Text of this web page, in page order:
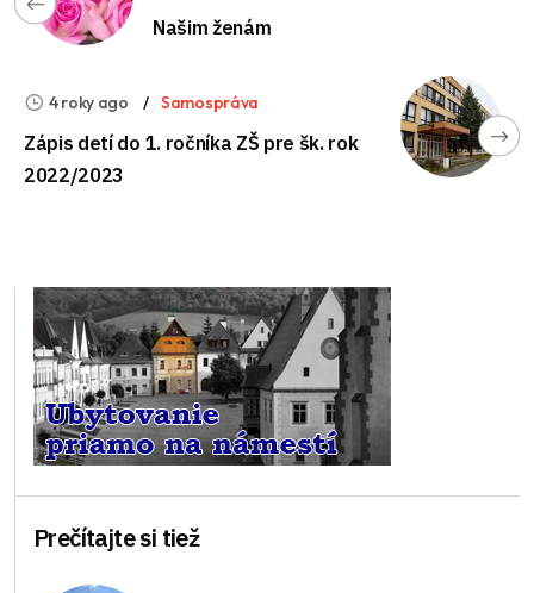
Našim ženám
4 roky ago Samospráva
Zápis detí do 1. ročníka ZŠ pre šk. rok
2022/2023
Prečítajte si tiež